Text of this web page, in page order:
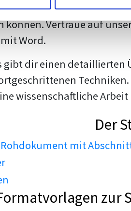
darstellen. Unsere
können. Vertraue auf
Word.
gibt dir einen
wissenschaftliche
Der
mit
zur